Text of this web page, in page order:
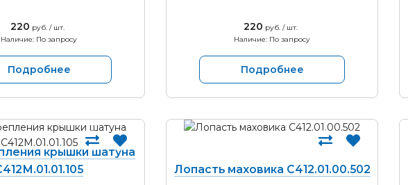
220 руб. / шт.
Наличие: По запросу
Подробнее
220 руб. / шт.
Наличие: По запросу
Подробнее
крышки шатуна
Лопасть маховика С412.01.00.502